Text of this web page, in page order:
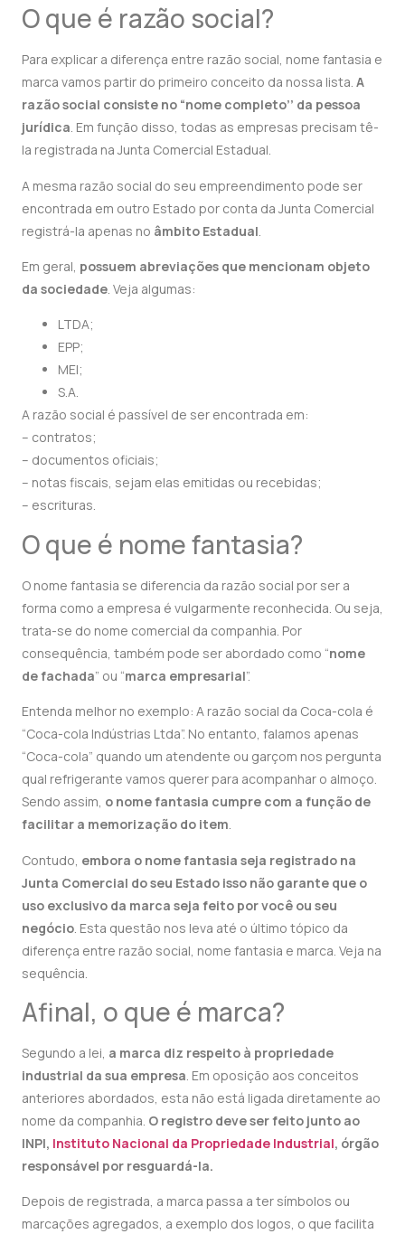
O que é razão social?
Para explicar a diferença entre razão social, nome fantasia e
marca vamos partir do primeiro conceito da nossa lista. A
razão social consiste no “nome completo’’ da pessoa
jurídica. Em função disso, todas as empresas precisam tê-
la registrada na Junta Comercial Estadual.
A mesma razão social do seu empreendimento pode ser
encontrada em outro Estado por conta da Junta Comercial
registrá-la apenas no âmbito Estadual
Em geral, possuem abreviações que mencionam objeto
da sociedade. Veja algumas:
LTDA;
EPP;
MEI;
S.A.
A razão social é passível de ser encontrada em:
– contratos;
– documentos oficiais;
– notas fiscais, sejam elas emitidas ou recebidas;
– escrituras.
O que é nome fantasia?
O nome fantasia se diferencia da razão social por ser a
forma como a empresa é vulgarmente reconhecida. Ou seja,
trata-se do nome comercial da companhia. Por
consequência, também pode ser abordado como “nome
de fachada” ou “marca empresarial”.
Entenda melhor no exemplo: A razão social da Coca-cola é
“Coca-cola Indústrias Ltda”. No entanto, falamos apenas
“Coca-cola” quando um atendente ou garçom nos pergunta
qual refrigerante vamos querer para acompanhar o almoço.
Sendo assim, o nome fantasia cumpre com a função de
facilitar a memorização do item.
Contudo, embora o nome fantasia seja registrado na
Junta Comercial do seu Estado isso não garante que o
uso exclusivo da marca seja feito por você ou seu
negócio . Esta questão nos leva até o último tópico da
diferença entre razão social, nome fantasia e marca. Veja na
sequência.
Afinal, o que é marca?
Segundo a lei, a marca diz respeito à propriedade
industrial da sua empresa. Em oposição aos conceitos
anteriores abordados, esta não está ligada diretamente ao
nome da companhia. O registro deve ser feito junto ao
INPI, Instituto Nacional da Propriedade Industrial, órgão
responsável por resguardá-la.
Depois de registrada, a marca passa a ter símbolos ou
marcações agregados, a exemplo dos logos, o que facilita